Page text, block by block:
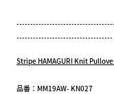
-----------------------------------
Stripe HAMAGURI Knit
品番：MM19AW- KN027